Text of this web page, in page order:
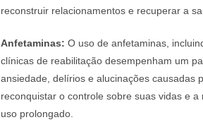
reconstruir relacionamentos e recuperar a
Anfetaminas: O uso de anfetaminas,
clínicas de reabilitação desempenham um
ansiedade, delírios e alucinações causadas
reconquistar o controle sobre suas vidas e
uso prolongado.